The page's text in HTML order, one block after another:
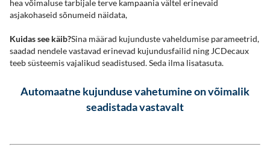
hea võimaluse tarbijale terve kampaania vältel erinevaid
asjakohaseid sõnumeid näidata,
Kuidas see käib?Sina määrad kujunduste vaheldumise parameetrid,
saadad nendele vastavad erinevad kujundusfailid ning JCDecaux
teeb süsteemis vajalikud seadistused. Seda ilma lisatasuta.
Automaatne kujunduse vahetumine on võimalik
seadistada vastavalt